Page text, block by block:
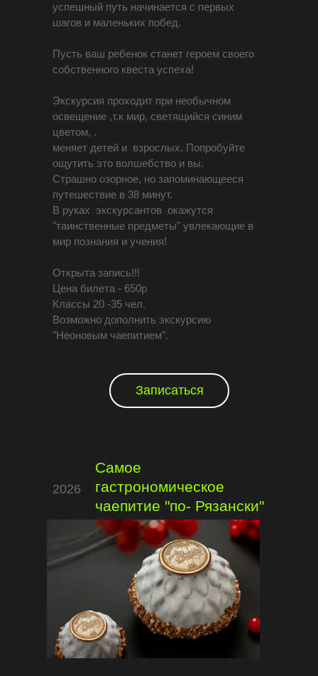
успешный путь начинается с первых
шагов и маленьких побед.
Пусть ваш ребенок станет героем своего
собственного квеста успеха!
Экскурсия проходит при необычном
освещение ,т.к мир, светящийся синим
цветом, .
меняет детей и взрослых. Попробуйте
ощутить это волшебство и вы.
Страшно озорное, но запоминающееся
путешествие в 38 минут.
В руках экскурсантов окажутся
"таинственные предметы" увлекающие в
мир познания и учения!
Открыта запись!!!
Цена билета - 650р
Классы 20 -35 чел.
Возможно дополнить экскурсию
"Неоновым чаепитием".
Записаться
2026
Самое
гастрономическое
чаепитие "по- Рязански"